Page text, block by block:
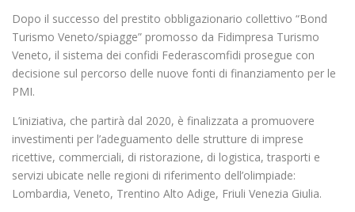
Dopo il successo del prestito obbligazionario collettivo “Bond
Turismo Veneto/spiagge” promosso da Fidimpresa Turismo
Veneto, il sistema dei confidi Federascomfidi prosegue con
decisione sul percorso delle nuove fonti di finanziamento per le
PMI.
L’iniziativa, che partirà dal 2020, è finalizzata a promuovere
investimenti per l’adeguamento delle strutture di imprese
ricettive, commerciali, di ristorazione, di logistica, trasporti e
servizi ubicate nelle regioni di riferimento dell’olimpiade:
Lombardia, Veneto, Trentino Alto Adige, Friuli Venezia Giulia.